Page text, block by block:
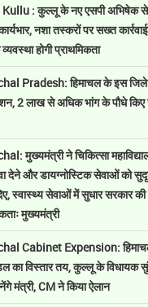
Kullu : कुल्लू के नए एसपी अभिषेक
नशा तस्करों पर सख्त
होगी प्राथमिकता
Pradesh: हिमाचल के इस जिले
2 लाख से अधिक भांग के पौधे किए
मुख्यमंत्री ने चिकित्सा
देने और डायग्नोस्टिक सेवाओं को
स्वास्थ्य सेवाओं में सुधार सरकार की
मुख्यमंत्री
Cabinet Expension:
का विस्तार तय, कुल्लू के विधायक
मंत्री, CM ने किया ऐलान